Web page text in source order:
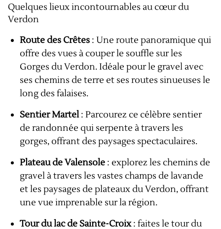
Quelques lieux incontournables au cœur du
Verdon
Route des Crêtes : Une route panoramique qui
offre des vues à couper le souffle sur les
Gorges du Verdon. Idéale pour le gravel avec
ses chemins de terre et ses routes sinueuses le
long des falaises.
Sentier Martel: Parcourez ce célèbre sentier
de randonnée qui serpente à travers les
gorges, offrant des paysages spectaculaires.
Plateau de Valensole : explorez les chemins de
gravel à travers les vastes champs de lavande
et les paysages de plateaux du Verdon, offrant
une vue imprenable sur la région.
Tour du lac de Sainte-Croix: faites le tour du